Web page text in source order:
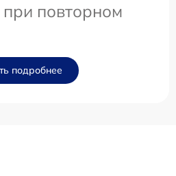
повторном
подробнее